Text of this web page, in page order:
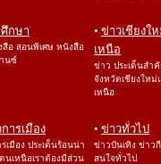
กษา
อ สอนพิเศษ หนังสือ
นซ์
• ข่าวเชียงใ
เหนือ
ข่าว ประเด็นสำ
จังหวัดเชียงใหม่
เหนือ
ารเมือง
เมือง ประเด็นร้อนน่า
นเหนือเราต้องมีส่วน
• ข่าวทั่วไป
ข่าวบันเทิง ข่าว
สนใจทั่วไป